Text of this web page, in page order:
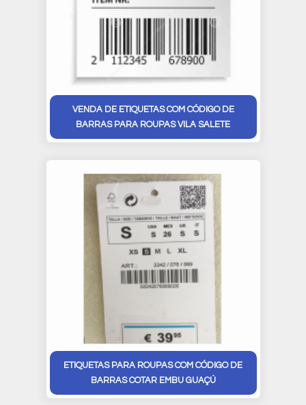
VENDA DE ETIQUETAS COM CÓDIGO DE
BARRAS PARA ROUPAS VILA SALETE
ETIQUETAS PARA ROUPAS COM CÓDIGO DE
BARRAS COTAR EMBU GUAÇÚ